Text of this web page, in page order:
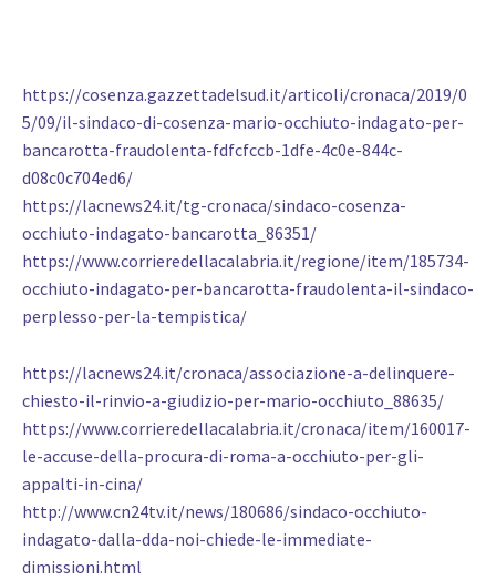
https://cosenza.gazzettadelsud.it/articoli/cronaca/2019/0
5/09/il-sindaco-di-cosenza-mario-occhiuto-indagato-per-
bancarotta-fraudolenta-fdfcfccb-1dfe-4c0e-844c-
d08c0c704ed6/
https://lacnews24.it/tg-cronaca/sindaco-cosenza-
occhiuto-indagato-bancarotta_86351/
https://www.corrieredellacalabria.it/regione/item/185734-
occhiuto-indagato-per-bancarotta-fraudolenta-il-sindaco-
perplesso-per-la-tempistica/
https://lacnews24.it/cronaca/associazione-a-delinquere-
chiesto-il-rinvio-a-giudizio-per-mario-occhiuto_88635/
https://www.corrieredellacalabria.it/cronaca/item/160017-
le-accuse-della-procura-di-roma-a-occhiuto-per-gli-
appalti-in-cina/
http://www.cn24tv.it/news/180686/sindaco-occhiuto-
indagato-dalla-dda-noi-chiede-le-immediate-
dimissioni.html